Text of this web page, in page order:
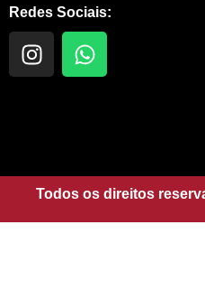
Redes Sociais:
I
n
r
a
m
W
h
p
p
Todos os direitos